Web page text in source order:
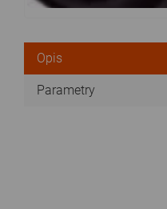
Opis
Parametry